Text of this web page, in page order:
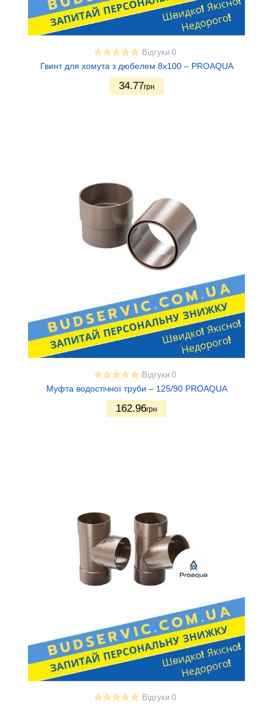
Відгуки 0
Гвинт для хомута з дюбелем 8х100 – PROAQUA
34.77грн
Відгуки 0
Муфта водостічної труби – 125/90 PROAQUA
162.96грн
Відгуки 0